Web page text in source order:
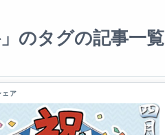
」のタグの記事一覧
ア